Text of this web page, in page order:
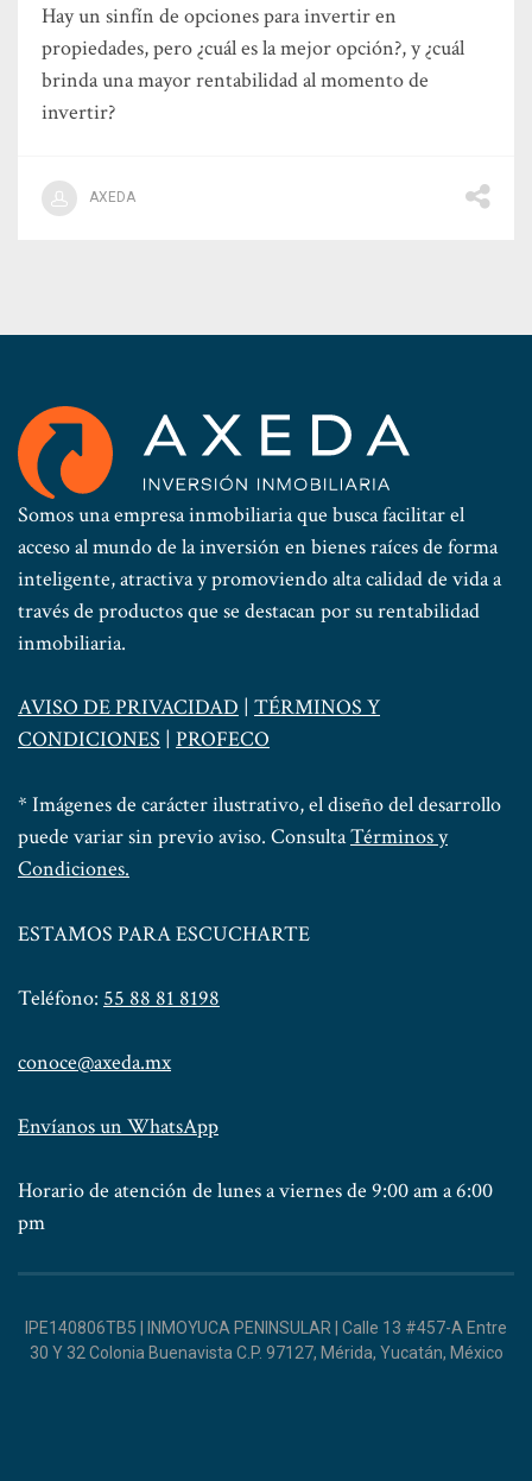
Hay un sinfín de opciones para invertir en
propiedades, pero ¿cuál es la mejor opción?, y ¿cuál
brinda una mayor rentabilidad al momento de
invertir?
AXEDA
Somos una empresa inmobiliaria que busca facilitar el
acceso al mundo de la inversión en bienes raíces de forma
inteligente, atractiva y promoviendo alta calidad de vida a
través de productos que se destacan por su rentabilidad
inmobiliaria.
AVISO DE PRIVACIDAD | TÉRMINOS Y
CONDICIONES | PROFECO
* Imágenes de carácter ilustrativo, el diseño del desarrollo
puede variar sin previo aviso. ConsultaTérminos y
Condiciones.
ESTAMOS PARA ESCUCHARTE
Teléfono: 55 88 81 8198
conoce@axeda.mx
Envíanos un WhatsApp
Horario de atención de lunes a viernes de 9:00 am a 6:00
pm
IPE140806TB5 | INMOYUCA PENINSULAR | Calle 13 #457-A Entre
30 Y 32 Colonia Buenavista C.P. 97127, Mérida, Yucatán, México